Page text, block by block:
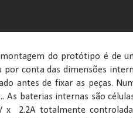
do protótipo é de
por conta das dimensões
antes de fixar as peças.
As baterias internas são
x 2.2A totalmente